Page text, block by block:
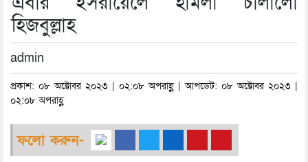
হিজবুল্লাহ
admin
প্রকাশ: ০৮ অক্টোবর ২০২৩ | ০২:০৮ অপরাহ্ণ | আপডেট: ০৮ অক্টোবর ২০২৩ |
০২:০৮ অপরাহ্ণ
ফলো করুন-